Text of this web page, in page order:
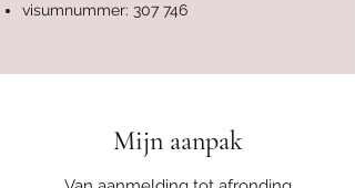
visumnummer: 307 746
Mijn aanpak